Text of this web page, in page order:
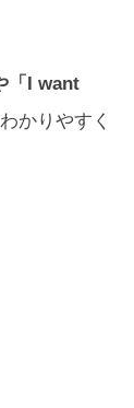
「I want
かりやすく